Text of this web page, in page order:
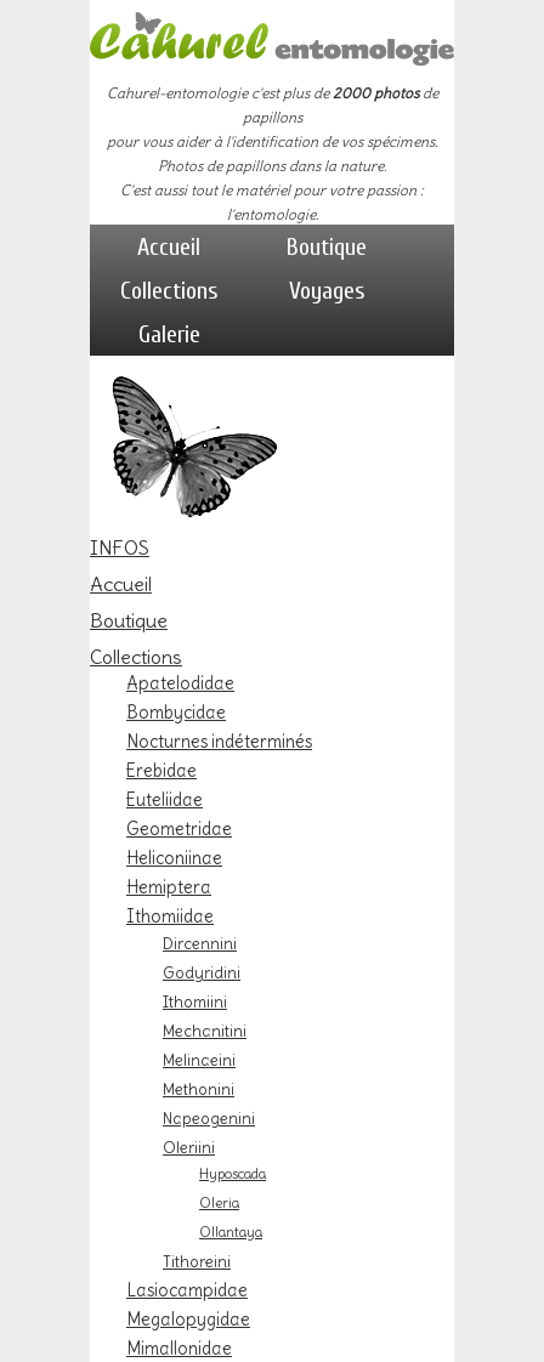
Cahurel-entomologie c'est plus de2000 photosde
papillons
pour vous aider à l'identification de vos spécimens.
Photos de papillons dans la nature.
C'est aussi tout le matériel pour votre passion :
l'entomologie.
Accueil
Boutique
Collections
Voyages
Galerie
INFOS
Accueil
Boutique
Collections
Apatelodidae
Bombycidae
Nocturnes indéterminés
Erebidae
Euteliidae
Geometridae
Heliconiinae
Hemiptera
Ithomiidae
Dircennini
Godyridini
Ithomiini
Mechanitini
Melinaeini
Methonini
Napeogenini
Oleriini
Hyposcada
Oleria
Ollantaya
Tithoreini
Lasiocampidae
Megalopygidae
Mimallonidae